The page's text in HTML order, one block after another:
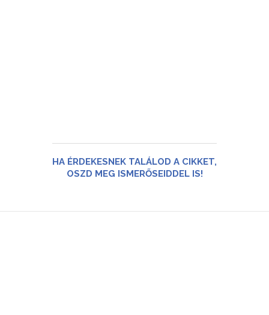
HA ÉRDEKESNEK TALÁLOD A CIKKET,
OSZD MEG ISMERŐSEIDDEL IS!